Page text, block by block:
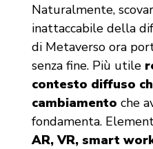
Naturalmente,
inattaccabile della
di Metaverso ora
senza fine. Più utile
contesto diffuso
cambiamento che
fondamenta.
AR, VR, smart